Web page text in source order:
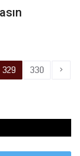
329 330 ›